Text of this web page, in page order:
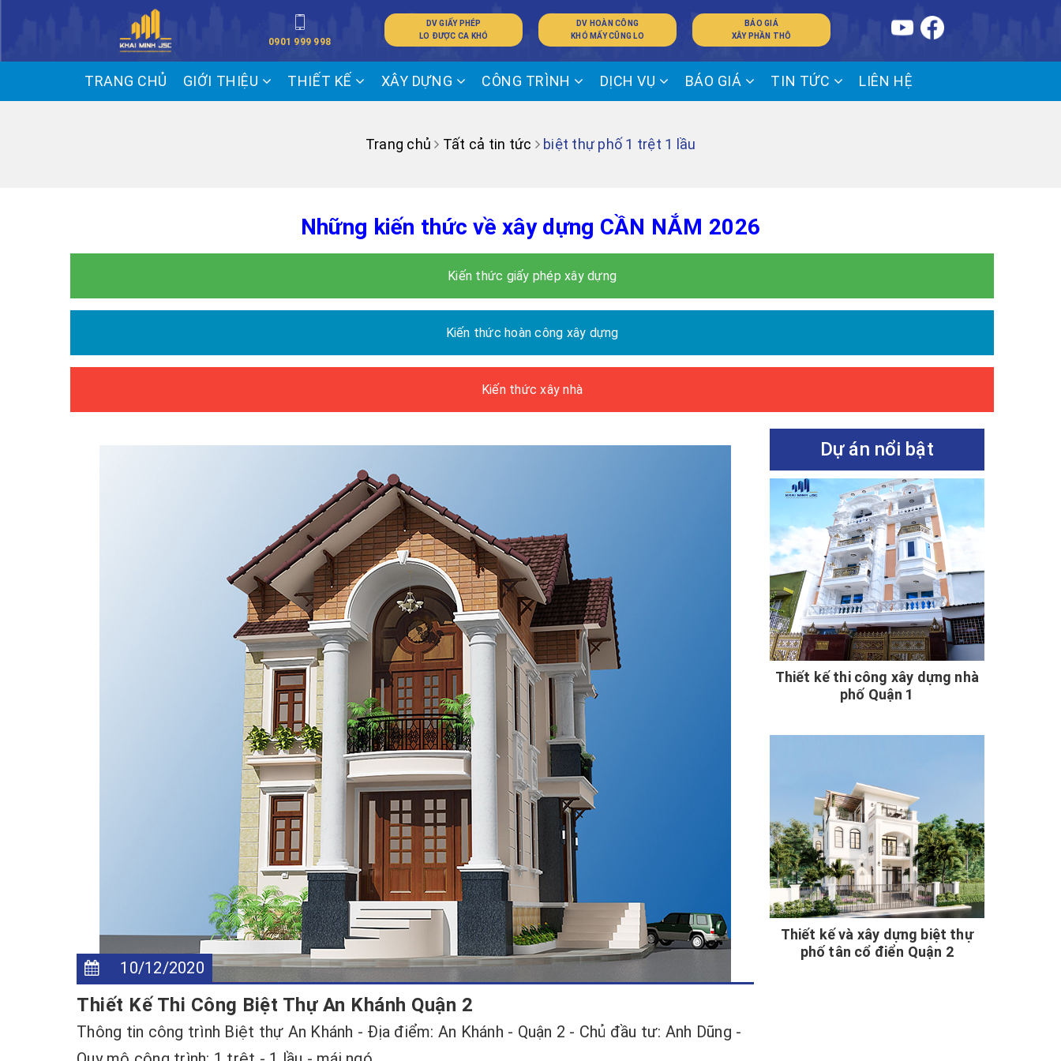
0901 999 998
DV GIẤY PHÉP
LO ĐƯỢC CA KHÓ
DV HOÀN CÔNG
KHÓ MẤY CŨNG LO
BÁO GIÁ
XÂY PHẦN THÔ
TRANG CHỦ GIỚI THIỆU THIẾT KẾ XÂY DỰNG CÔNG TRÌNH DỊCH VỤ BÁO GIÁ TIN TỨC LIÊN HỆ
Trang chủ Tất cả tin tức biệt thự phố 1 trệt 1 lầu
Những kiến thức về xây dựng CẦN NẮM 2026
Kiến thức giấy phép xây dựng
Kiến thức hoàn công xây dựng
Kiến thức xây nhà
10/12/2020
Thiết Kế Thi Công Biệt Thự An Khánh Quận 2
Thông tin công trình Biệt thự An Khánh - Địa điểm: An Khánh - Quận 2 - Chủ đầu tư: Anh Dũng -
Dự án nổi bật
Thiết kế thi công xây dựng nhà
phố Quận 1
Thiết kế và xây dựng biệt thự
phố tân cổ điển Quận 2